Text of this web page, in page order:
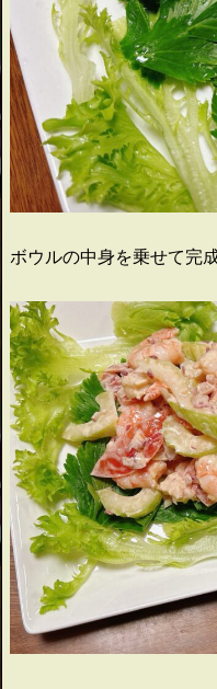
ボウルの中身を乗せて完成